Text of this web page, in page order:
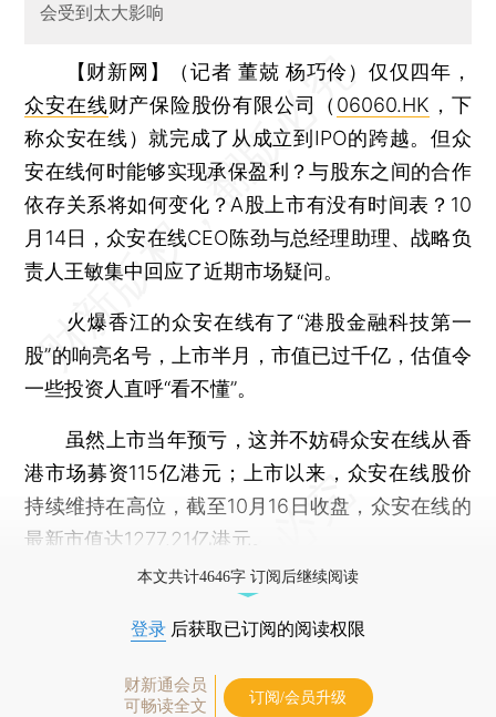
会受到太大影响
【财新网】（记者 董兢 杨巧伶） 仅仅四年，
众安在线财产保险股份有限公司（06060.HK ，下
称众安在线）就完成了从成立到IPO的跨越。但众
安在线何时能够实现承保盈利？与股东之间的合作
依存关系将如何变化？A股上市有没有时间表？10
月14日，众安在线CEO陈劲与总经理助理、战略负
责人王敏集中回应了近期市场疑问。
火爆香江的众安在线有了“港股金融科技第一
股”的响亮名号，上市半月，市值已过千亿，估值令
一些投资人直呼“看不懂”。
虽然上市当年预亏，这并不妨碍众安在线从香
港市场募资115亿港元；上市以来，众安在线股价
持续维持在高位，截至10月16日收盘，众安在线的
最新市值达1277.21亿港元。
本文共计4646字 订阅后继续阅读
登录 后获取已订阅的阅读权限
财新通会员
可畅读全文
订阅/会员升级